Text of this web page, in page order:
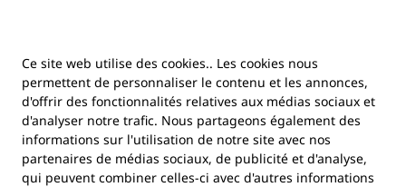
Ce site web utilise des cookies.. Les cookies nous
permettent de personnaliser le contenu et les annonces,
d'offrir des fonctionnalités relatives aux médias sociaux et
d'analyser notre trafic. Nous partageons également des
informations sur l'utilisation de notre site avec nos
partenaires de médias sociaux, de publicité et d'analyse,
qui peuvent combiner celles-ci avec d'autres informations